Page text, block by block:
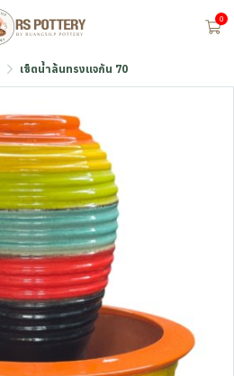
0
เซ็ตน้ำล้นทรงแจกัน 70